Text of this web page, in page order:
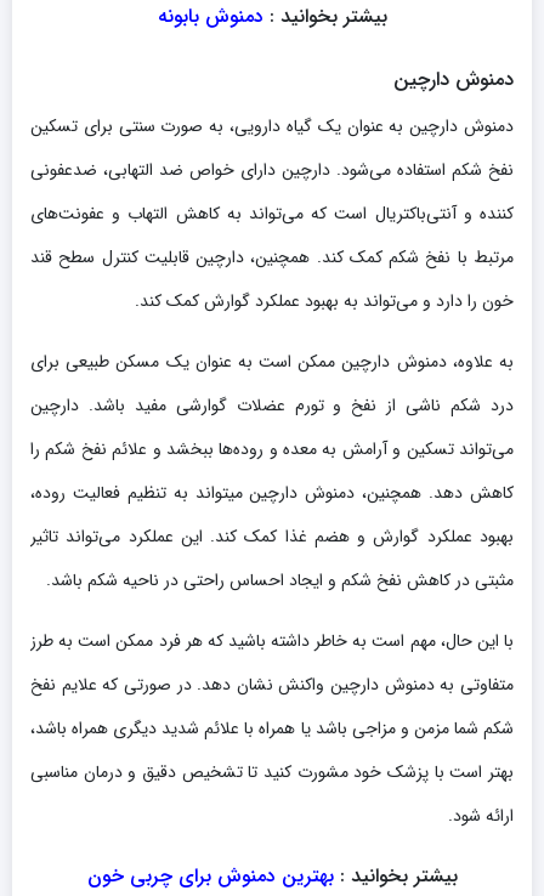
بیشتر بخوانید : دمنوش بابونه
دمنوش دارچین
دمنوش دارچین به عنوان یک گیاه دارویی، به صورت سنتی برای تسکین
نفخ شکم استفاده می‌شود. دارچین دارای خواص ضد التهابی، ضدعفونی
کننده و آنتی‌باکتریال است که می‌تواند به کاهش التهاب و عفونت‌های
مرتبط با نفخ شکم کمک کند. همچنین، دارچین قابلیت کنترل سطح قند
خون را دارد و می‌تواند به بهبود عملکرد گوارش کمک کند.
به علاوه، دمنوش دارچین ممکن است به عنوان یک مسکن طبیعی برای
درد شکم ناشی از نفخ و تورم عضلات گوارشی مفید باشد. دارچین
می‌تواند تسکین و آرامش به معده و روده‌ها ببخشد و علائم نفخ شکم را
کاهش دهد. همچنین، دمنوش دارچین میتواند به تنظیم فعالیت روده،
بهبود عملکرد گوارش و هضم غذا کمک کند. این عملکرد می‌تواند تاثیر
مثبتی در کاهش نفخ شکم و ایجاد احساس راحتی در ناحیه شکم باشد.
با این حال، مهم است به خاطر داشته باشید که هر فرد ممکن است به طرز
متفاوتی به دمنوش دارچین واکنش نشان دهد. در صورتی که علایم نفخ
شکم شما مزمن و مزاجی باشد یا همراه با علائم شدید دیگری همراه باشد،
بهتر است با پزشک خود مشورت کنید تا تشخیص دقیق و درمان مناسبی
ارائه شود.
بیشتر بخوانید :بهترین دمنوش برای چربی خون